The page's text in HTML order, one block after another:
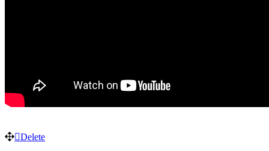
Delete